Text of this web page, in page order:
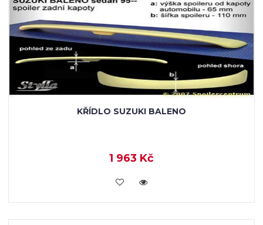
KŘÍDLO SUZUKI BALENO
1 963 Kč
KOUPIT